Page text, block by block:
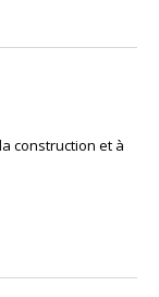
construction et à